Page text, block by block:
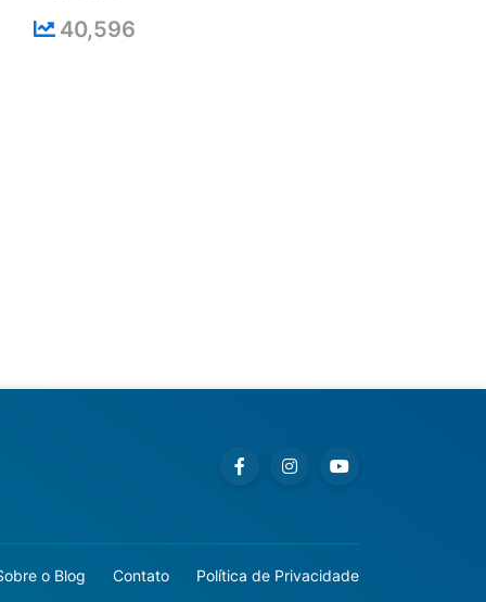
40,596
o Blog Contato Política de Privacidade